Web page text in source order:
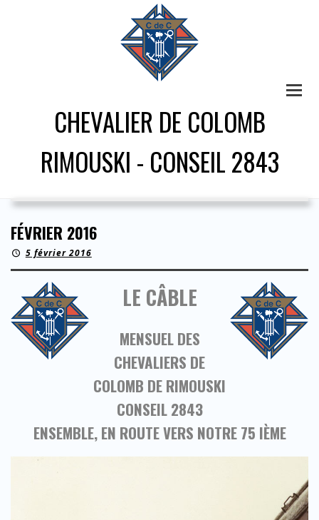
CHEVALIER DE COLOMB
RIMOUSKI - CONSEIL 2843
FÉVRIER 2016
5 février 2016
LE CÂBLE
MENSUEL DES
CHEVALIERS DE
COLOMB DE RIMOUSKI
CONSEIL 2843
ENSEMBLE, EN ROUTE VERS NOTRE 75 IÈME